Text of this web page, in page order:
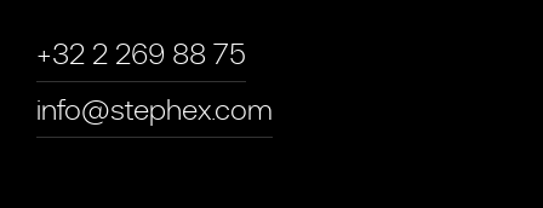
+32 2 269 88 75
info@stephex.com